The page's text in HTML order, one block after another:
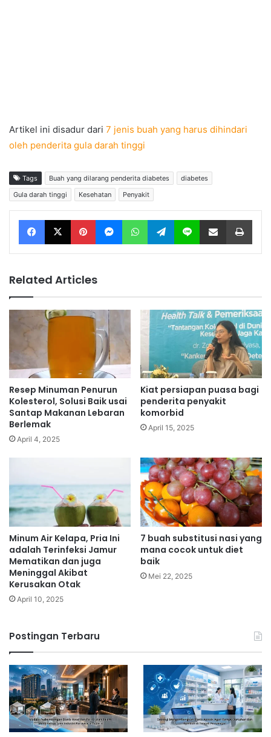
Artikel ini disadur dari 7 jenis buah yang harus dihindari
oleh penderita gula darah tinggi
Tags Buah yang dilarang penderita diabetes
diabetes
Gula darah tinggi
Kesehatan Penyakit
Facebook X Pinterest Messenger WhatsApp Telegram Line Share via Email
Related Articles
Resep Minuman Penurun
Kolesterol, Solusi Baik usai
Santap Makanan Lebaran
Berlemak
April 4, 2025
Kiat persiapan puasa bagi
penderita penyakit
komorbid
April 15, 2025
Minum Air Kelapa, Pria Ini
adalah Terinfeksi Jamur
Mematikan dan juga
Meninggal Akibat
Kerusakan Otak
April 10, 2025
7 buah substitusi nasi yang
mana cocok untuk diet
baik
Mei 22, 2025
Postingan Terbaru